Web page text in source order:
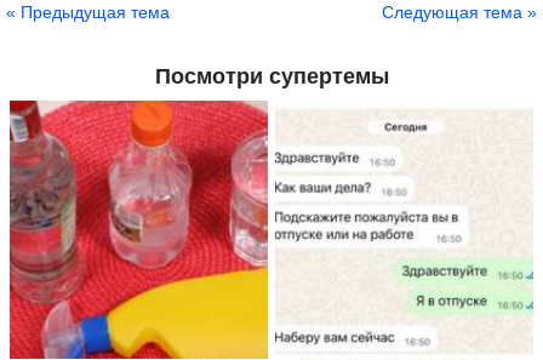
« Предыдущая тема Следующая тема »
Посмотри супертемы